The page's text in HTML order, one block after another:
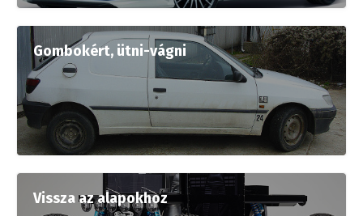
Gombokért, ütni-vágni
Vissza az alapokhoz